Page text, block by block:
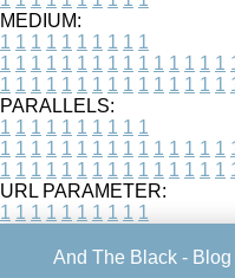
MEDIUM:
1 1 1 1 1 1 1 1 1 1
1 1 1 1 1 1 1 1 1 1 1 1 1 1 1
1 1 1 1 1 1 1 1 1 1 1 1 1 1 1
PARALLELS:
1 1 1 1 1 1 1 1 1 1
1 1 1 1 1 1 1 1 1 1 1 1 1 1 1
1 1 1 1 1 1 1 1 1 1 1 1 1 1 1
URL PARAMETER:
1 1 1 1 1 1 1 1 1 1
And The Black - Blog